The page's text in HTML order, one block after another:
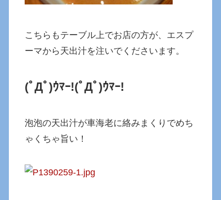
こちらもテーブル上でお店の方が、エスプ
ーマから天出汁を注いでくださいます。
(ﾟДﾟ)ｳﾏｰ!(ﾟДﾟ)ｳﾏｰ!
泡泡の天出汁が車海老に絡みまくりでめち
ゃくちゃ旨い！